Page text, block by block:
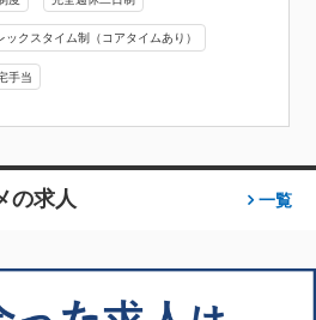
ックスタイム制（コアタイムあり）
手当
の求人 一覧